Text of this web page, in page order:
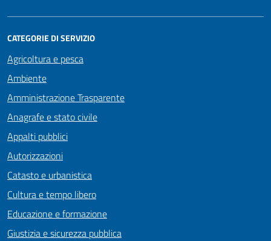
CATEGORIE DI SERVIZIO
Agricoltura e pesca
Ambiente
Amministrazione Trasparente
Anagrafe e stato civile
Appalti pubblici
Autorizzazioni
Catasto e urbanistica
Cultura e tempo libero
Educazione e formazione
Giustizia e sicurezza pubblica